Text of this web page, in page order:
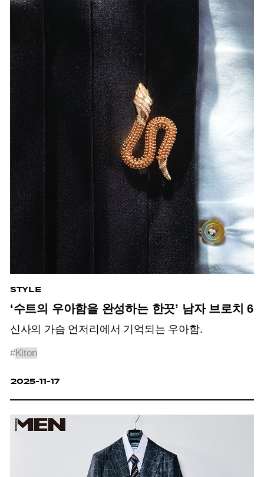
STYLE
‘수트의 우아함을 완성하는 한끗’ 남자 브로치 6
신사의 가슴 언저리에서 기억되는 우아함.
#Kiton
2025-11-17